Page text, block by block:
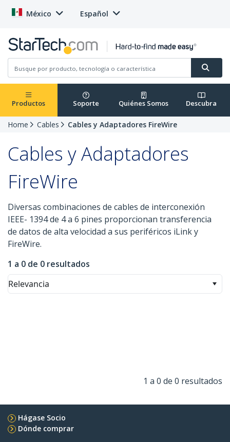
México Español
Productos Soporte Quiénes Somos Descubra
Home Cables Cables y Adaptadores FireWire
Cables y Adaptadores
FireWire
Diversas combinaciones de cables de interconexión
IEEE- 1394 de 4 a 6 pines proporcionan transferencia
de datos de alta velocidad a sus periféricos iLink y
FireWire.
1 a 0 de 0 resultados
Relevancia
1 a 0 de 0 resultados
Hágase Socio
Dónde comprar